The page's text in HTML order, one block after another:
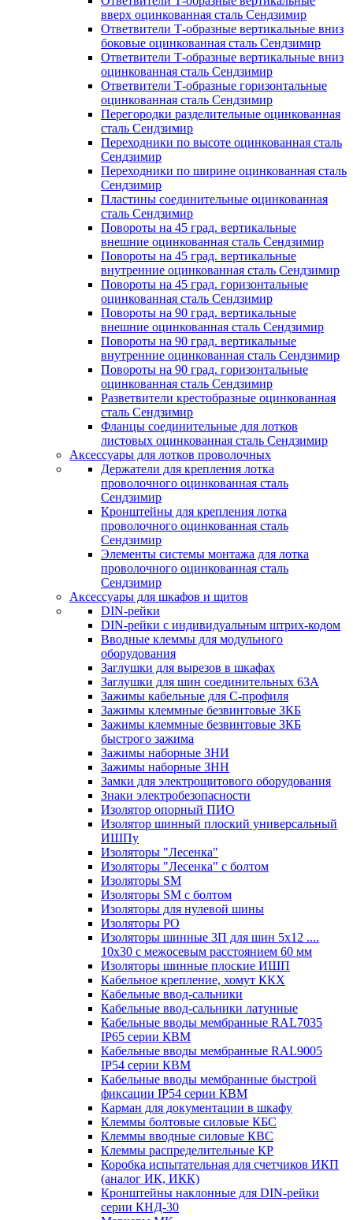
вверх оцинкованная сталь Сендзимир
Ответвители Т-образные вертикальные вниз
боковые оцинкованная сталь Сендзимир
Ответвители Т-образные вертикальные вниз
оцинкованная сталь Сендзимир
Ответвители Т-образные горизонтальные
оцинкованная сталь Сендзимир
Перегородки разделительные оцинкованная
сталь Сендзимир
Переходники по высоте оцинкованная сталь
Сендзимир
Переходники по ширине оцинкованная сталь
Сендзимир
Пластины соединительные оцинкованная
сталь Сендзимир
Повороты на 45 град. вертикальные
внешние оцинкованная сталь Сендзимир
Повороты на 45 град. вертикальные
внутренние оцинкованная сталь Сендзимир
Повороты на 45 град. горизонтальные
оцинкованная сталь Сендзимир
Повороты на 90 град. вертикальные
внешние оцинкованная сталь Сендзимир
Повороты на 90 град. вертикальные
внутренние оцинкованная сталь Сендзимир
Повороты на 90 град. горизонтальные
оцинкованная сталь Сендзимир
Разветвители крестобразные оцинкованная
сталь Сендзимир
Фланцы соединительные для лотков
листовых оцинкованная сталь Сендзимир
Аксессуары для лотков проволочных
Держатели для крепления лотка
проволочного оцинкованная сталь
Сендзимир
Кронштейны для крепления лотка
проволочного оцинкованная сталь
Сендзимир
Элементы системы монтажа для лотка
проволочного оцинкованная сталь
Сендзимир
Аксессуары для шкафов и щитов
DIN-рейки
DIN-рейки с индивидуальным штрих-кодом
Вводные клеммы для модульного
оборудования
Заглушки для вырезов в шкафах
Заглушки для шин соединительных 63А
Зажимы кабельные для С-профиля
Зажимы клеммные безвинтовые ЗКБ
Зажимы клеммные безвинтовые ЗКБ
быстрого зажима
Зажимы наборные ЗНИ
Зажимы наборные ЗНН
Замки для электрощитового оборудования
Знаки электробезопасности
Изолятор опорный ПИО
Изолятор шинный плоский универсальный
ИШПу
Изоляторы "Лесенка"
Изоляторы "Лесенка" с болтом
Изоляторы SM
Изоляторы SM c болтом
Изоляторы для нулевой шины
Изоляторы РО
Изоляторы шинные 3П для шин 5х12 ....
10х30 с межосевым расстоянием 60 мм
Изоляторы шинные плоские ИШП
Кабельное крепление, хомут ККХ
Кабельные ввод-сальники
Кабельные ввод-сальники латунные
Кабельные вводы мембранные RAL7035
IP65 серии КВМ
Кабельные вводы мембранные RAL9005
IP54 серии КВМ
Кабельные вводы мембранные быстрой
фиксации IP54 серии КВМ
Карман для документации в шкафу
Клеммы болтовые силовые КБС
Клеммы вводные силовые КВС
Клеммы распределительные КР
Коробка испытательная для счетчиков ИКП
(аналог ИК, ИКК)
Кронштейны наклонные для DIN-рейки
серии КНД-30